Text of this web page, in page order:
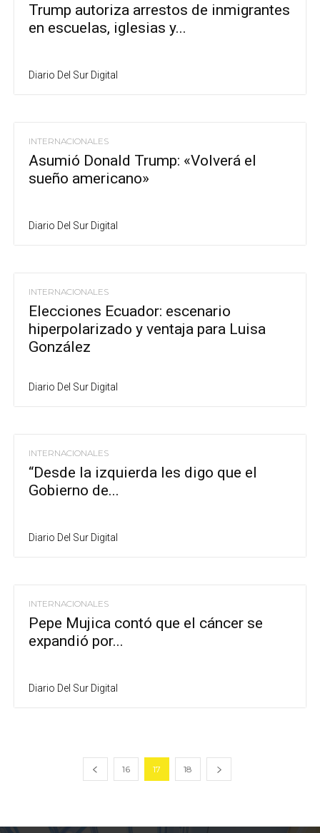
Trump autoriza arrestos de inmigrantes
en escuelas, iglesias y...
Diario Del Sur Digital
INTERNACIONALES
Asumió Donald Trump: «Volverá el
sueño americano»
Diario Del Sur Digital
INTERNACIONALES
Elecciones Ecuador: escenario
hiperpolarizado y ventaja para Luisa
González
Diario Del Sur Digital
INTERNACIONALES
“Desde la izquierda les digo que el
Gobierno de...
Diario Del Sur Digital
INTERNACIONALES
Pepe Mujica contó que el cáncer se
expandió por...
Diario Del Sur Digital
16 17 18